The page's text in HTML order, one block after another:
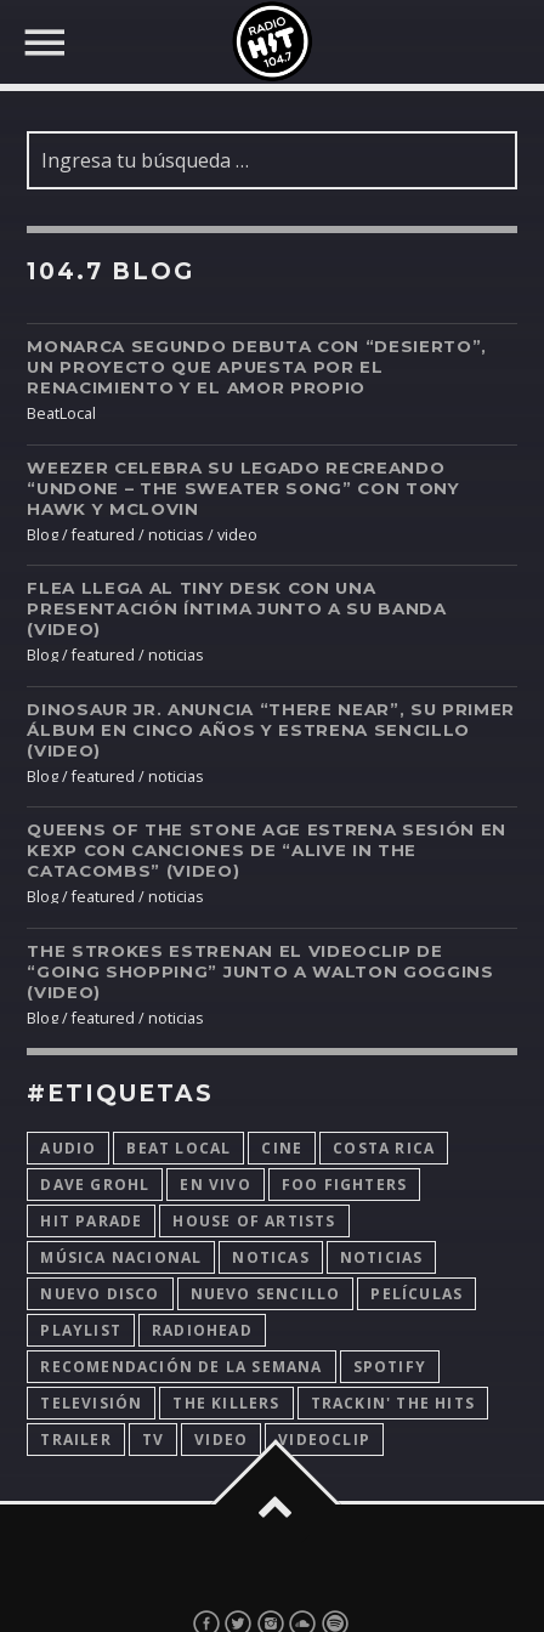
BUSCAR EN RADIO HIT
COMPARTE EN...
Twitter
Facebook
104.7 BLOG
MONARCA SEGUNDO DEBUTA CON “DESIERTO”,
UN PROYECTO QUE APUESTA POR EL
RENACIMIENTO Y EL AMOR PROPIO
BeatLocal
WEEZER CELEBRA SU LEGADO RECREANDO
“UNDONE – THE SWEATER SONG” CON TONY
HAWK Y MCLOVIN
Blog / featured / noticias / video
FLEA LLEGA AL TINY DESK CON UNA
PRESENTACIÓN ÍNTIMA JUNTO A SU BANDA
(VIDEO)
Blog / featured / noticias
DINOSAUR JR. ANUNCIA “THERE NEAR”, SU PRIMER
ÁLBUM EN CINCO AÑOS Y ESTRENA SENCILLO
(VIDEO)
Blog / featured / noticias
QUEENS OF THE STONE AGE ESTRENA SESIÓN EN
KEXP CON CANCIONES DE “ALIVE IN THE
CATACOMBS” (VIDEO)
Blog / featured / noticias
THE STROKES ESTRENAN EL VIDEOCLIP DE
“GOING SHOPPING” JUNTO A WALTON GOGGINS
(VIDEO)
Blog / featured / noticias
#ETIQUETAS
AUDIO BEAT LOCAL CINE
COSTA RICA
DAVE GROHL
EN VIVO
FOO FIGHTERS
HIT PARADE
HOUSE OF ARTISTS
MÚSICA NACIONAL
NOTICAS
NOTICIAS
NUEVO DISCO
NUEVO SENCILLO
PELÍCULAS
PLAYLIST
RADIOHEAD
RECOMENDACIÓN DE LA SEMANA
SPOTIFY
TELEVISIÓN
THE KILLERS
TRACKIN' THE HITS
TRAILER
TV VIDEO VIDEOCLIP